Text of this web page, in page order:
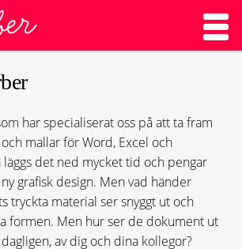
har specialiserat oss på att ta fram
mallar för Word, Excel och
läggs det ned mycket tid och pengar
grafisk design. Men vad händer
tryckta material ser snyggt ut och
formen. Men hur ser de dokument ut
av dig och dina kollegor?